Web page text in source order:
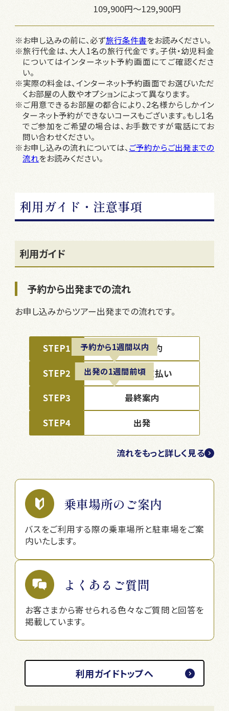
109,900円～129,900円
※お申し込みの前に、必ず旅行条件書をお読みください。
※旅行代金は、大人1名の旅行代金です。子供・幼児料金
についてはインターネット予約画面にてご確認くださ
い。
※実際の料金は、インターネット予約画面でお選びいただ
くお部屋の人数やオプションによって異なります。
※ご用意できるお部屋の都合により、2名様からしかイン
ターネット予約ができないコースもございます。もし1名
でご参加をご希望の場合は、お手数ですが電話にてお
問い合わせください。
※お申し込みの流れについては、 ご予約からご出発までの
流れをお読みください。
利用ガイド・注意事項
利用ガイド
予約から出発までの流れ
お申し込みからツアー出発までの流れです。
STEP1 ツアー予約
予約から1週間以内
STEP2 料金のお支払い
出発の1週間前頃
STEP3 最終案内
STEP4 出発
流れをもっと詳しく見る
乗車場所のご案内
バスをご利用する際の乗車場所と駐車場をご案
内いたします。
よくあるご質問
お客さまから寄せられる色々なご質問と回答を
掲載しています。
利用ガイドトップへ